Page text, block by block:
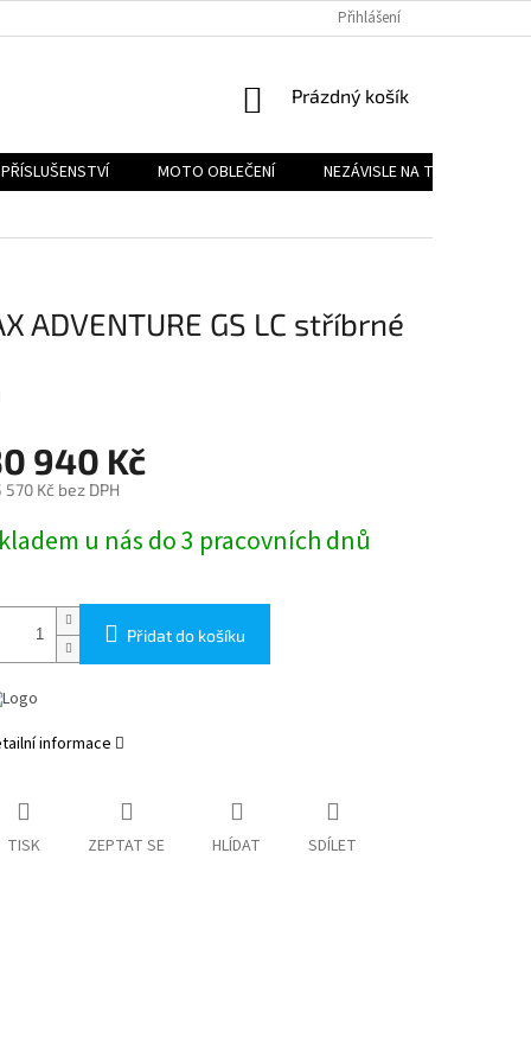
REKLAMAČNÍ ŘÁD
Přihlášení
NÁKUPNÍ
Prázdný košík
MOTO OBLEČENÍ
NEZÁVISLE NA TYPU
ADVENTURE GS LC stříbrné
940 Kč
570 Kč bez DPH
u nás do 3 pracovních dnů
Přidat do košíku
informace
TISK ZEPTAT SE HLÍDAT SDÍLET